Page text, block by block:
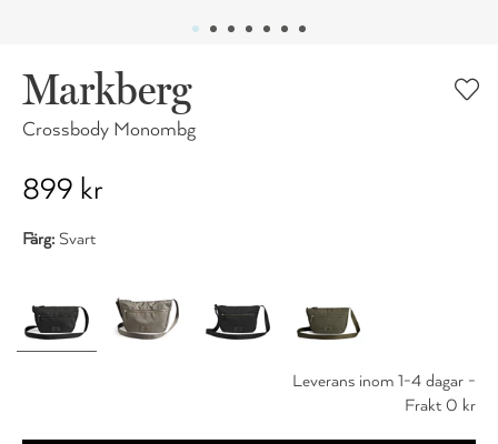
Markberg
Crossbody Monombg
899 kr
Färg: Svart
Leverans inom 1-4 dagar -
Frakt 0 kr